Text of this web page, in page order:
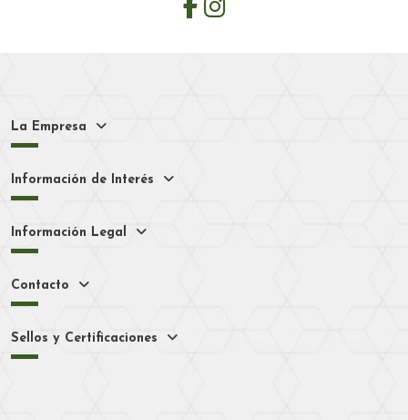
La Empresa
Información de Interés
Información Legal
Contacto
Sellos y Certificaciones